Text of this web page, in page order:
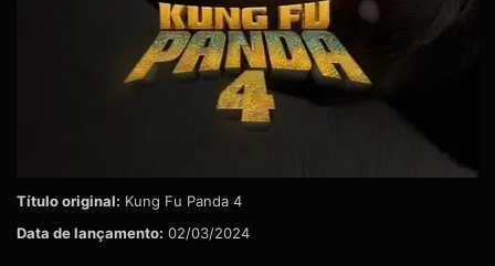
Título original: Kung Fu Panda 4
Data de lançamento: 02/03/2024